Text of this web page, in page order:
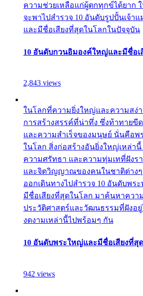
ความช่วยเหลือแก่ผู้ตกทุกข์ได้ยาก ใ
จะพาไปสำรวจ 10 อันดับรูปปั้นเจ้า
และมีชื่อเสียงที่สุดในโลกในปัจจุบัน
10 อันดับกวนอิมองค์ใหญ่และมีชื่อเ
2,843 views
ในโลกที่ความยิ่งใหญ่และความสง่
การสร้างสรรค์ที่น่าทึ่ง ซึ่งท้าทายขี
และความสำเร็จของมนุษย์ นั่นคือ
ในโลก สิ่งก่อสร้างอันยิ่งใหญ่เหล่านี้
ความศรัทธา และความทุ่มเทที่ฝังร
และจิตวิญญาณของคนในชาติต่างๆ
ออกเดินทางไปสำรวจ 10 อันดับพร
มีชื่อเสียงที่สุดในโลก มาค้นหาควา
ประวัติศาสตร์และวัฒนธรรมที่ฝังอ
งดงามเหล่านี้ไปพร้อมๆ กัน
10 อันดับพระใหญ่และมีชื่อเสียงที่สุ
942 views